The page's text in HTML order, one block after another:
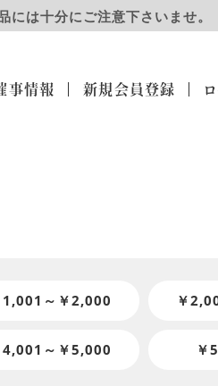
は十分にご注意下さいませ。
事情報 新規会員登録
1,001～￥2,000 ￥
4,001～￥5,000 ￥